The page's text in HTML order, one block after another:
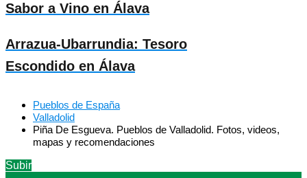
Sabor a Vino en Álava
Arrazua-Ubarrundia: Tesoro
Escondido en Álava
Pueblos de España
Valladolid
Piña De Esgueva. Pueblos de Valladolid. Fotos, videos,
mapas y recomendaciones
Subir